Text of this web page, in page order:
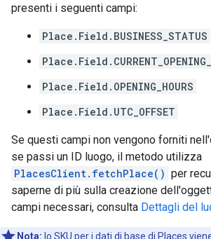
presenti i seguenti campi:
Place.Field.BUSINESS_STATUS
Place.Field.OPENING_HOURS
Place.Field.UTC_OFFSET
Se questi campi non vengono forniti
se passi un ID luogo, il metodo utilizza
PlacesClient.fetchPlace() per
saperne di più sulla creazione
campi necessari, consulta Dettagli del
Nota: lo SKU per i dati di base di Places